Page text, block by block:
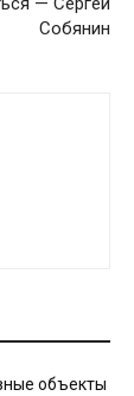
Собянин
объекты